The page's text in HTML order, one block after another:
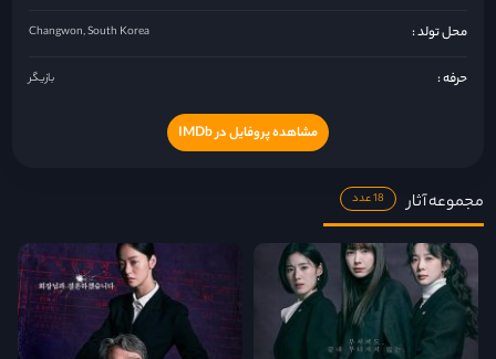
محل تولد : Changwon, South Korea
حرفه : بازیگر
مشاهده پروفایل در IMDb
مجموعه آثار 18 عدد